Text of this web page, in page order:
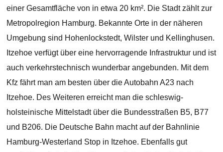
einer Gesamtfläche von in etwa 20 km². Die Stadt zählt zur
Metropolregion Hamburg. Bekannte Orte in der näheren
Umgebung sind Hohenlockstedt, Wilster und Kellinghusen.
Itzehoe verfügt über eine hervorragende Infrastruktur und ist
auch verkehrstechnisch wunderbar angebunden. Mit dem
Kfz fährt man am besten über die Autobahn A23 nach
Itzehoe. Des Weiteren erreicht man die schleswig-
holsteinische Mittelstadt über die Bundesstraßen B5, B77
und B206. Die Deutsche Bahn macht auf der Bahnlinie
Hamburg-Westerland Stop in Itzehoe. Ebenfalls gut